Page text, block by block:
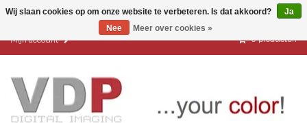
Mijn account 0 producten
Wij slaan cookies op om onze website te verbeteren. Is dat akkoord?
Ja
Nee
Meer over cookies »